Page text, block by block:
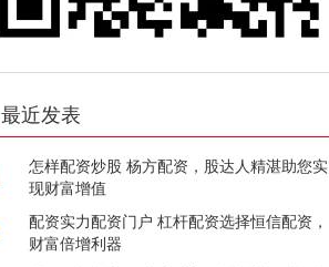
最近发表
怎样配资炒股 杨方配资，股达人精湛助您实
现财富增值
配资实力配资门户 杠杆配资选择恒信配资，
财富倍增利器